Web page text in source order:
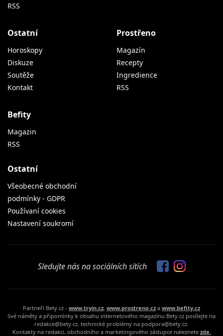
RSS
Ostatní
Horoskopy
Diskuze
Soutěže
Kontakt
Prostřeno
Magazín
Recepty
Ingredience
RSS
Befity
Magazin
RSS
Ostatní
Všeobecné obchodní
podmínky - GDPR
Používaní cookies
Nastavení soukromí
Sledujte nás na sociálních sítích
Partneři Bety.cz - www.tryin.cz, www.prostreno.cz a www.befity.cz
Své náměty a připomínky k obsahu internetového magazínu Bety.cz posílejte na
redakce@bety.cz, technické problémy na podpora@bety.cz.
Kontakty na redakci, obchodního a marketingového zástupce naleznete zde.